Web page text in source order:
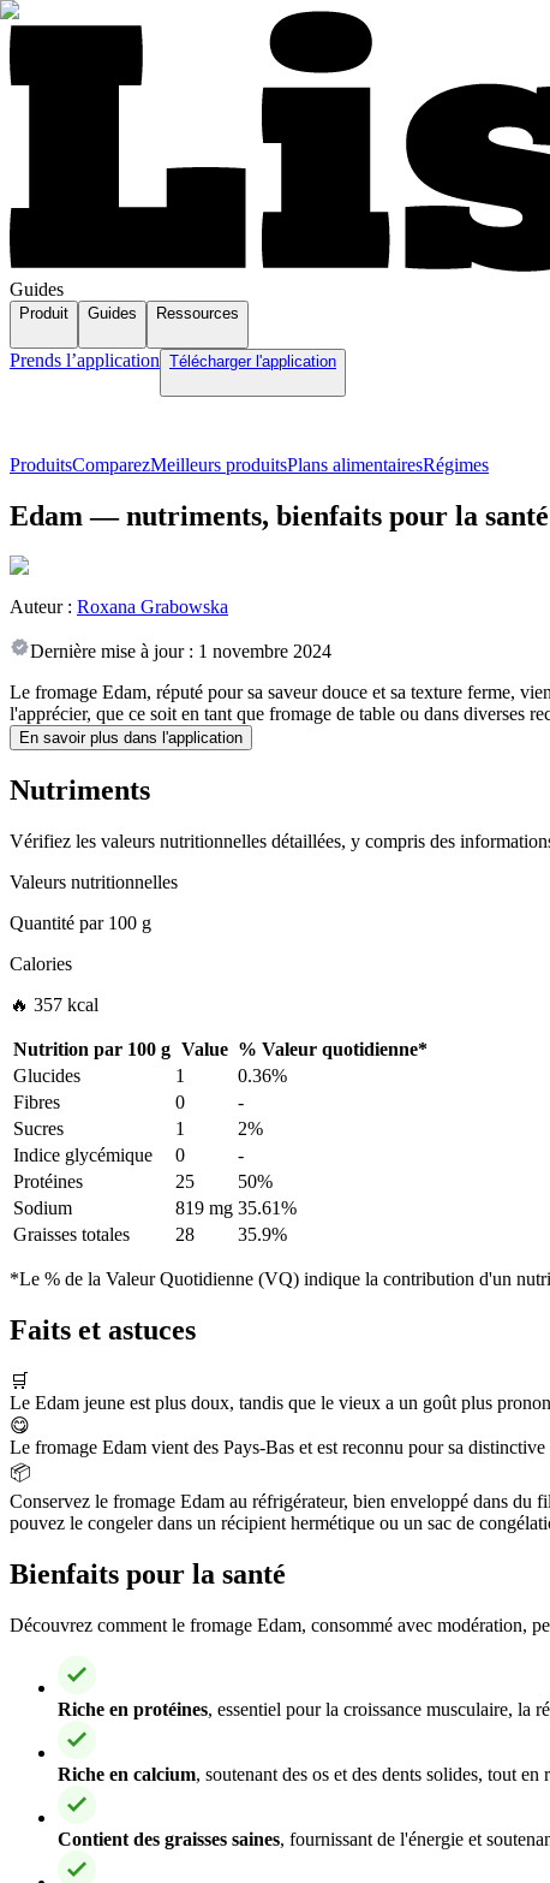
Guides
Produit Guides Ressources
Prends l’application Télécharger l'application
ProduitsComparezMeilleurs produitsPlans alimentairesRégimes
Edam — nutriments, bienfaits pour la
Auteur : Roxana Grabowska
Dernière mise à jour : 1 novembre 2024
Le fromage Edam, réputé pour sa saveur douce et sa texture ferme,
l'apprécier, que ce soit en tant que fromage de table ou dans diverses
En savoir plus dans l'application
Nutriments
Vérifiez les valeurs nutritionnelles détaillées, y compris des
Valeurs nutritionnelles
Quantité par100 g
Calories
🔥 357 kcal
Nutrition par 100 g Value % Valeur quotidienne*
Glucides
1
0.36%
Fibres
0
-
Sucres
1
2%
Indice glycémique
0
-
Protéines
25
50%
Sodium
819 mg 35.61%
Graisses totales
28 35.9%
*Le % de la Valeur Quotidienne (VQ) indique la contribution d'un
Faits et astuces
🛒
Le Edam jeune est plus doux, tandis que le vieux a un goût plus
😋
Le fromage Edam vient des Pays-Bas et est reconnu pour sa
📦
Conservez le fromage Edam au réfrigérateur, bien enveloppé dans du
pouvez le congeler dans un récipient hermétique ou un sac de
Bienfaits pour la santé
Découvrez comment le fromage Edam, consommé avec modération,
Riche en protéines, essentiel pour la croissance musculaire, la
Riche en calcium, soutenant des os et des dents solides, tout
Contient des graisses saines, fournissant de l'énergie et